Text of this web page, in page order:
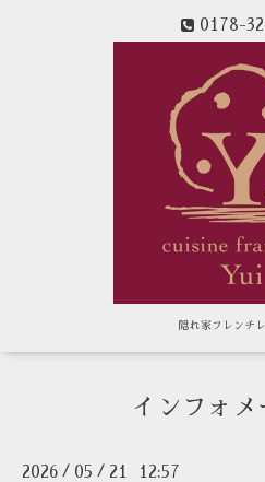
0178-
隠れ家フレンチ
インフォメ
2026 / 05 / 21 12:57